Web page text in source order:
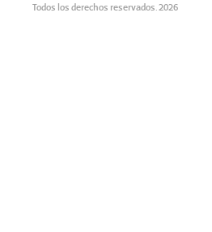
Todos los derechos reservados. 2026